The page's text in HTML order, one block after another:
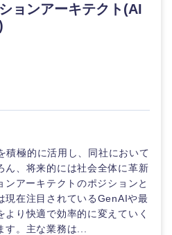
ンク
上
ョンアーキテクト(AI
積極的に活用し、同社において
ん、将来的には社会全体に革新
ンアーキテクトのポジションと
現在注目されているGenAIや最
より快適で効率的に変えていく
す。主な業務は...